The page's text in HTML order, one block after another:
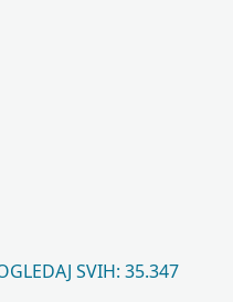
SVIH: 35.347